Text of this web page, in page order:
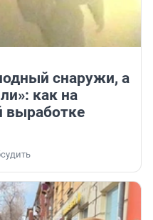
снаружи, а
как на
выработке